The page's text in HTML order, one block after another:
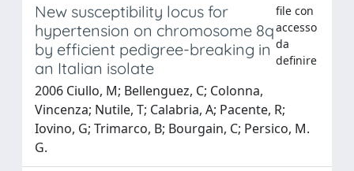
New susceptibility locus for
hypertension on chromosome 8q
by efficient pedigree-breaking in
an Italian isolate
file con
accesso
da
definire
2006 Ciullo, M; Bellenguez, C; Colonna,
Vincenza; Nutile, T; Calabria, A; Pacente, R;
Iovino, G; Trimarco, B; Bourgain, C; Persico, M.
G.